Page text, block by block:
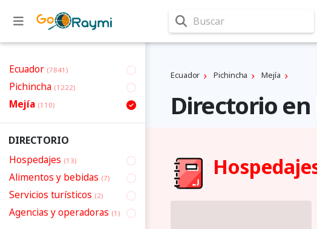
Buscar
Ecuador (7841)
Pichincha (1222)
Mejí­a (110)
DIRECTORIO
Hospedajes (13)
Alimentos y bebidas (7)
Servicios turísticos (2)
Agencias y operadoras (1)
Ecuador Pichincha Mejí­a
Directorio